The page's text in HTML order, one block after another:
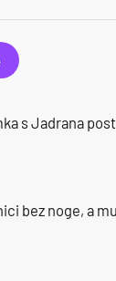
s Jadrana
bez noge, a